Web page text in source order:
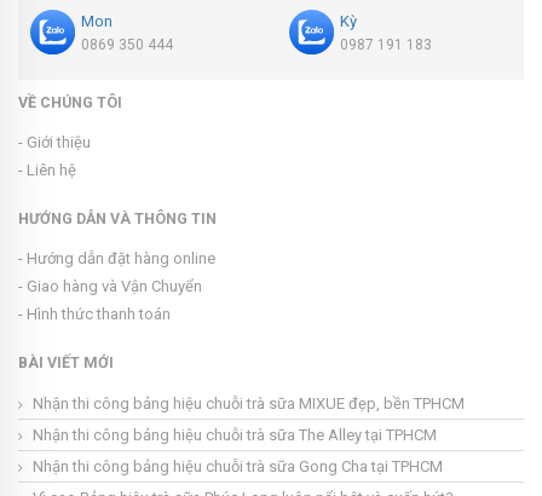
Mon
0869 350 444
Kỳ
0987 191 183
VỀ CHÚNG TÔI
- Giới thiệu
- Liên hệ
HƯỚNG DẪN VÀ THÔNG TIN
- Hướng dẫn đặt hàng online
- Giao hàng và Vận Chuyển
- Hình thức thanh toán
BÀI VIẾT MỚI
Nhận thi công bảng hiệu chuỗi trà sữa MIXUE đẹp, bền TPHCM
Nhận thi công bảng hiệu chuỗi trà sữa The Alley tại TPHCM
Nhận thi công bảng hiệu chuỗi trà sữa Gong Cha tại TPHCM